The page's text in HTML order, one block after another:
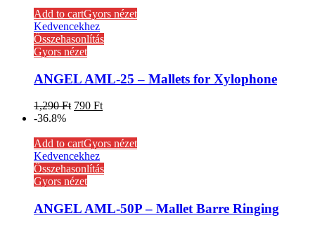
Add to cartGyors nézet
Kedvencekhez
Összehasonlítás
Gyors nézet
ANGEL AML-25 – Mallets for Xylophone
1,290Ft 790 Ft
-36.8%
Add to cartGyors nézet
Kedvencekhez
Összehasonlítás
Gyors nézet
ANGEL AML-50P – Mallet Barre Ringing